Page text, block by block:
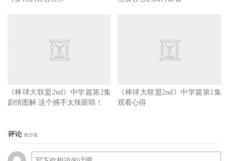
《棒球大联盟2nd》中学篇第2集
剧情图解:这个捕手太辣眼睛！
《棒球大联盟2nd》中学篇第1集
观看心得
评论 抢沙发